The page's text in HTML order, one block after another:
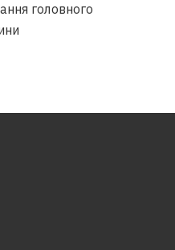
головного